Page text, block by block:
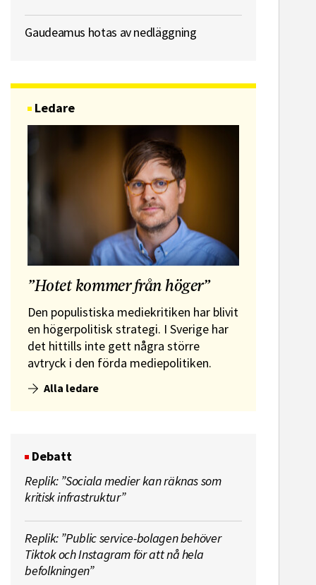
Gaudeamus hotas av nedläggning
Ledare
”Hotet kommer från höger”
Den populistiska mediekritiken har blivit
en högerpolitisk strategi. I Sverige har
det hittills inte gett några större
avtryck i den förda mediepolitiken.
Alla ledare
Debatt
Replik: ”Sociala medier kan räknas som
kritisk infrastruktur”
Replik: ”Public service-bolagen behöver
Tiktok och Instagram för att nå hela
befolkningen”